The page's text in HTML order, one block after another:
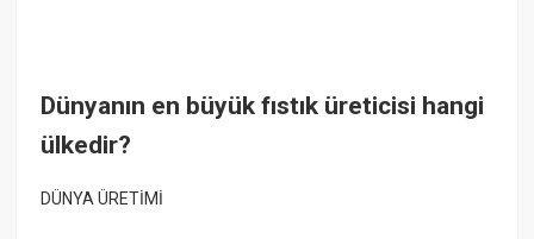
Dünyanın en büyük fıstık üreticisi hangi
ülkedir?
DÜNYA ÜRETİMİ